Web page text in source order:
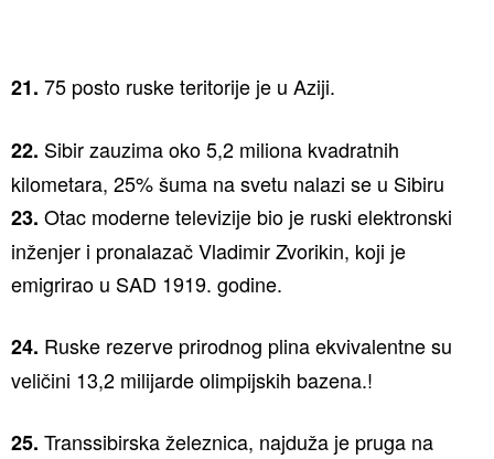
21. 75 posto ruske teritorije je u Aziji.
22. Sibir zauzima oko 5,2 miliona kvadratnih
kilometara, 25% šuma na svetu nalazi se u Sibiru
23. Otac moderne televizije bio je ruski elektronski
inženjer i pronalazač Vladimir Zvorikin, koji je
emigrirao u SAD 1919. godine.
24. Ruske rezerve prirodnog plina ekvivalentne su
veličini 13,2 milijarde olimpijskih bazena.!
25. Transsibirska železnica, najduža je pruga na